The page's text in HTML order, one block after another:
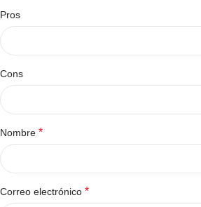
Pros
Cons
Nombre *
Correo electrónico *